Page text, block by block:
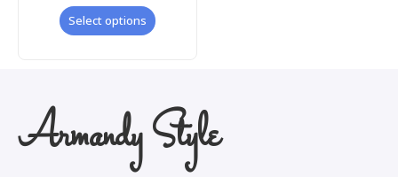
out
of
5
Select options
Armandy Style